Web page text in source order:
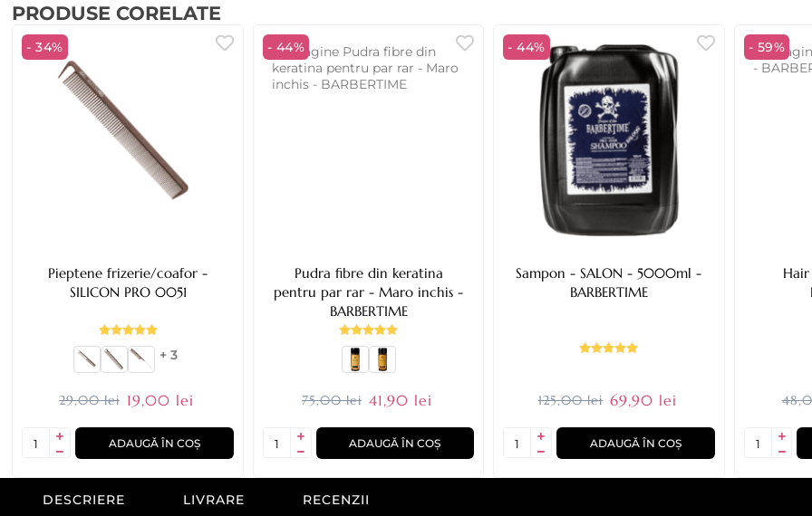
PRODUSE CORELATE
- 34%
Pieptene frizerie/coafor -
SILICON PRO 0051
+ 3
29,00 lei 19,00 lei
ADAUGĂ ÎN COȘ
- 44%
Pudra fibre din keratina
pentru par rar - Maro inchis -
BARBERTIME
75,00 lei 41,90 lei
ADAUGĂ ÎN COȘ
- 44%
Sampon - SALON - 5000ml -
BARBERTIME
125,00 lei 69,90 lei
ADAUGĂ ÎN COȘ
- 59%
DESCRIERE LIVRARE RECENZII